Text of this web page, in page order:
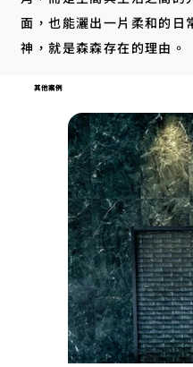
面，也能灑出一片柔和的日
神，就是森森存在的理由。
其他案例